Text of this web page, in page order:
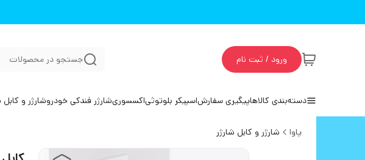
ورود / ثبت نام جستجو در محصولات
دسته‌بندی کالاهاپیگیری سفارشاسپیکر بلوتوثیاکسسوریشارژر فندکی خودروشارژر و کابل
پاوا شارژر و کابل شارژر